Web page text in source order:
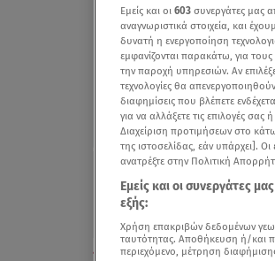
Δείτε
Τα κορίτσια που πίστευαν ότι
Εμείς και οι 603 συνεργάτες μας
αναγνωριστικά στοιχεία, και
δυνατή η ενεργοποίηση
εμφανίζονται παρακάτω, για
την παροχή υπηρεσιών. Αν
τεχνολογίες θα
διαφημίσεις που βλέπετε
για να αλλάξετε τις επιλογές
Διαχείριση προτιμήσεων στο
της ιστοσελίδας, εάν υπάρχει].
ανατρέξτε στην Πολιτική
Εμείς και οι συνεργάτες
εξής:
Χρήση επακριβών δεδομένων
ταυτότητας. Αποθήκευση ή/και
περιεχόμενο, μέτρηση